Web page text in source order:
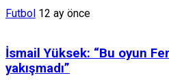
Futbol 12 ay önce
İsmail Yüksek: “Bu oyun
yakışmadı”